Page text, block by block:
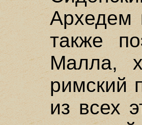
Архедем
также
Малла,
римский
из всех